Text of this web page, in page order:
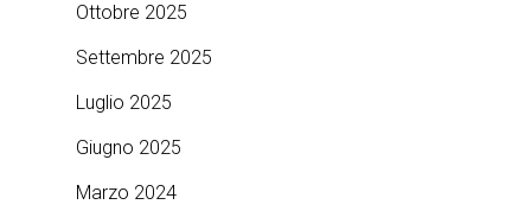
Ottobre 2025
Settembre 2025
Luglio 2025
Giugno 2025
Marzo 2024